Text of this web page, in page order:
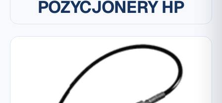
POZYCJONERY HP